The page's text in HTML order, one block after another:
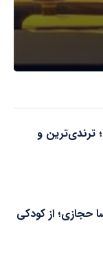
۱۵ مدل مانتو ۱۴۰۴؛ ترندی‌ترین و
حجازی؛ از کودکی